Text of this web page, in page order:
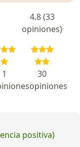
4.8 (33
opiniones)
1
30
opiniones
positiva)